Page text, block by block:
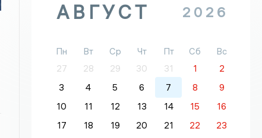
АВГУСТ 2026
Пн Вт Ср Чт Пт Сб
Вс
27
28 29 30 31 1
2
3
4 5 6 7 8
9
10
11 12 13 14 15
16
17
18 19 20 21 22
23